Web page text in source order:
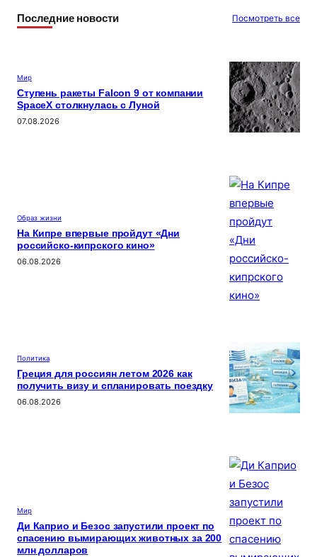
Последние новости Посмотреть все
Мир
Ступень ракеты Falcon 9 от компании
SpaceX столкнулась с Луной
07.08.2026
Образ жизни
На Кипре впервые пройдут «Дни
российско-кипрского кино»
06.08.2026
Политика
Греция для россиян летом 2026 как
получить визу и спланировать поездку
06.08.2026
Мир
Ди Каприо и Безос запустили проект по
спасению вымирающих животных за 200
млн долларов